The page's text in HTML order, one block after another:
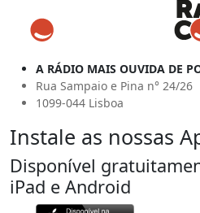
A RÁDIO MAIS OUVIDA DE
Rua Sampaio e Pina n° 24/26
1099-044 Lisboa
Instale as nossas
Disponível
iPad e Android